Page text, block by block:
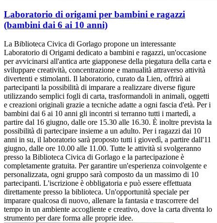
Laboratorio di origami per bambini e ragazzi
(bambini dai 6 ai 10 anni)
La Biblioteca Civica di Gorlago propone un interessante
Laboratorio di Origami dedicato a bambini e ragazzi, un'occasione
per avvicinarsi all'antica arte giapponese della piegatura della carta e
sviluppare creatività, concentrazione e manualità attraverso attività
divertenti e stimolanti. Il laboratorio, curato da Lien, offrirà ai
partecipanti la possibilità di imparare a realizzare diverse figure
utilizzando semplici fogli di carta, trasformandoli in animali, oggetti
e creazioni originali grazie a tecniche adatte a ogni fascia d'età. Per i
bambini dai 6 ai 10 anni gli incontri si terranno tutti i martedì, a
partire dal 16 giugno, dalle ore 15.30 alle 16.30. È inoltre prevista la
possibilità di partecipare insieme a un adulto. Per i ragazzi dai 10
anni in su, il laboratorio sarà proposto tutti i giovedì, a partire dall'11
giugno, dalle ore 10.00 alle 11.00. Tutte le attività si svolgeranno
presso la Biblioteca Civica di Gorlago e la partecipazione è
completamente gratuita. Per garantire un'esperienza coinvolgente e
personalizzata, ogni gruppo sarà composto da un massimo di 10
partecipanti. L'iscrizione è obbligatoria e può essere effettuata
direttamente presso la biblioteca. Un'opportunità speciale per
imparare qualcosa di nuovo, allenare la fantasia e trascorrere del
tempo in un ambiente accogliente e creativo, dove la carta diventa lo
strumento per dare forma alle proprie idee.